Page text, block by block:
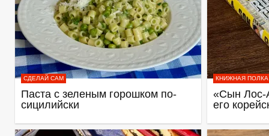
СДЕЛАЙ САМ
Паста с зеленым горошком по-
сицилийски
КНИЖНАЯ ПОЛКА
«Сын Лос-
его